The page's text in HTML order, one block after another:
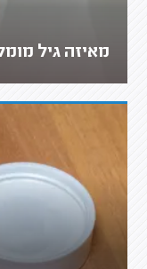
מאיזה גיל